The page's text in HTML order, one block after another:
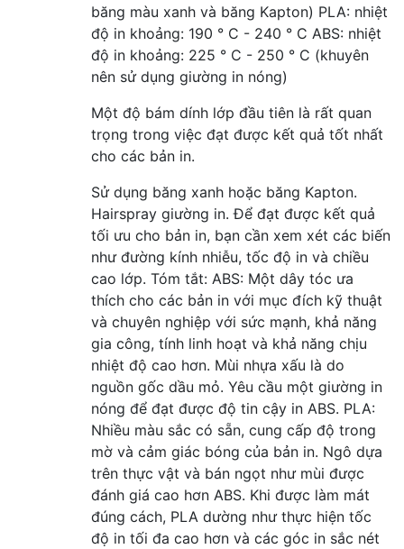
băng màu xanh và băng Kapton) PLA: nhiệt
độ in khoảng: 190 ° C - 240 ° C ABS: nhiệt
độ in khoảng: 225 ° C - 250 ° C (khuyên
nên sử dụng giường in nóng)
Một độ bám dính lớp đầu tiên là rất quan
trọng trong việc đạt được kết quả tốt nhất
cho các bản in.
Sử dụng băng xanh hoặc băng Kapton.
Hairspray giường in. Để đạt được kết quả
tối ưu cho bản in, bạn cần xem xét các biến
như đường kính nhiễu, tốc độ in và chiều
cao lớp. Tóm tắt: ABS: Một dây tóc ưa
thích cho các bản in với mục đích kỹ thuật
và chuyên nghiệp với sức mạnh, khả năng
gia công, tính linh hoạt và khả năng chịu
nhiệt độ cao hơn. Mùi nhựa xấu là do
nguồn gốc dầu mỏ. Yêu cầu một giường in
nóng để đạt được độ tin cậy in ABS. PLA:
Nhiều màu sắc có sẵn, cung cấp độ trong
mờ và cảm giác bóng của bản in. Ngô dựa
trên thực vật và bán ngọt như mùi được
đánh giá cao hơn ABS. Khi được làm mát
đúng cách, PLA dường như thực hiện tốc
độ in tối đa cao hơn và các góc in sắc nét